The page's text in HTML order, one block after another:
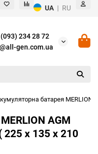
UA | RU
234 28 72
gen.com.ua
батарея MERLION
AGM
225 x 135 x 210